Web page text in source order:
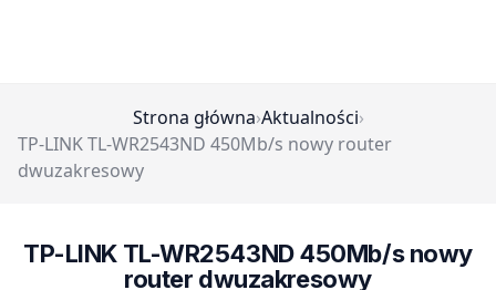
Strona główna›Aktualności›
TP-LINK TL-WR2543ND 450Mb/s nowy router
dwuzakresowy
TP-LINK TL-WR2543ND 450Mb/s nowy
router dwuzakresowy